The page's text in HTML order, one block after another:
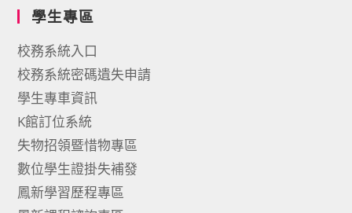
學生專區
校務系統入口
校務系統密碼遺失申請
學生專車資訊
K館訂位系統
失物招領暨惜物專區
數位學生證掛失補發
鳳新學習歷程專區